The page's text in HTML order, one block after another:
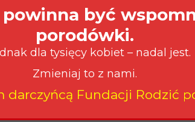
uczestniczy w powołanej przez
Profilaktyki Krzywdzenia Małych
przed krzywdzeniem, poprzez
programu „Dobry Rodzic – Dobry Start”
z małymi dziećmi i ich rodzicami:
być
porodówki.
dla tysięcy kobiet – nadal jest.
Zmieniaj to z nami.
darczyńcą Fundacji Rodzić